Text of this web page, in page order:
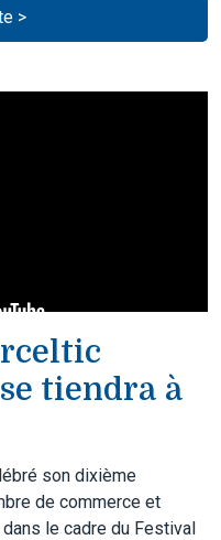
>
tiendra à
son dixième
de commerce et
le cadre du Festival